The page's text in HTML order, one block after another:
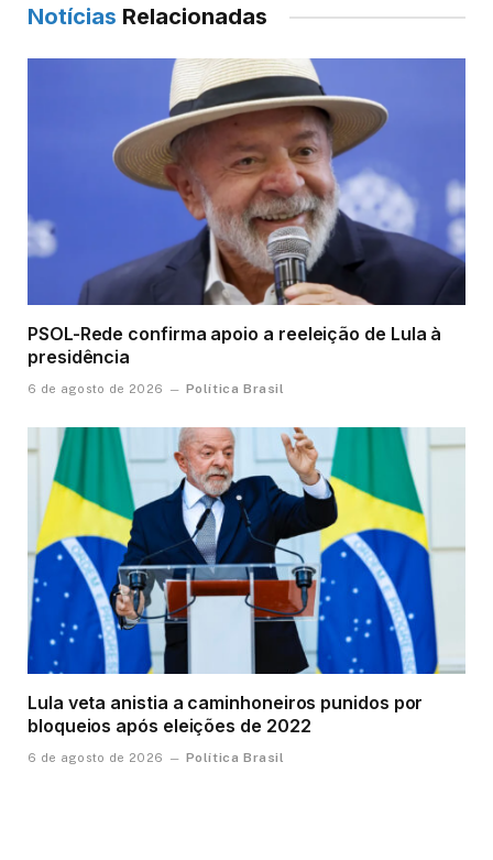
Notícias Relacionadas
PSOL-Rede confirma apoio a reeleição de Lula à
presidência
6 de agosto de 2026 Política Brasil
Lula veta anistia a caminhoneiros punidos por
bloqueios após eleições de 2022
6 de agosto de 2026 Política Brasil